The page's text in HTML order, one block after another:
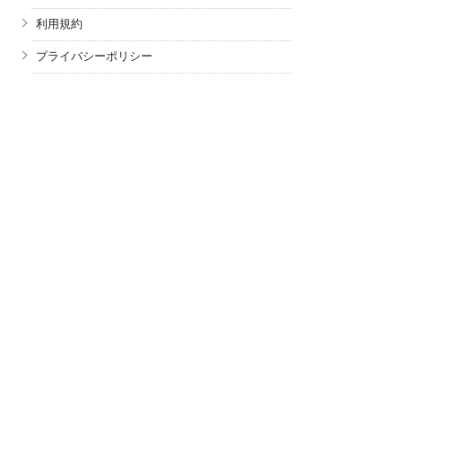
利用規約
プライバシーポリシー